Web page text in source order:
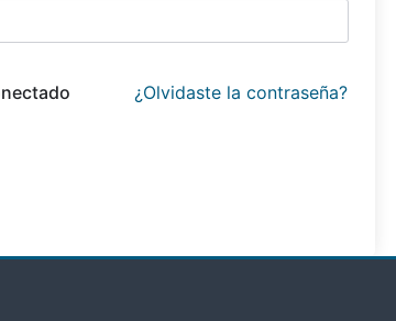
¿Olvidaste la contraseña?